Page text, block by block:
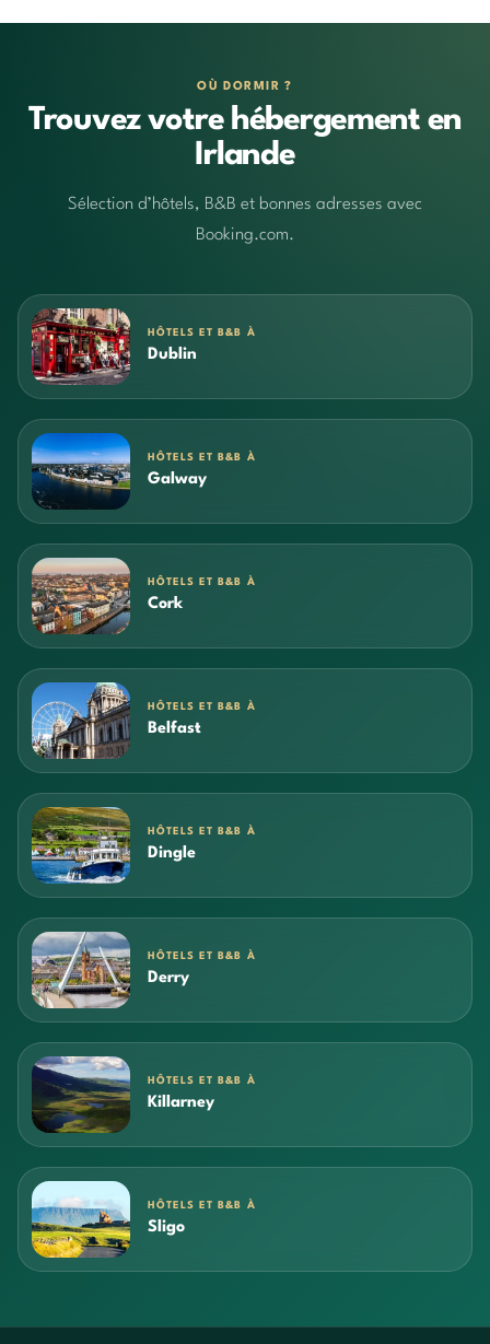
OÙ DORMIR ?
Trouvez votre hébergement en
Irlande
Sélection d’hôtels, B&B et bonnes adresses avec
Booking.com.
HÔTELS ET B&B À
Dublin
HÔTELS ET B&B À
Galway
HÔTELS ET B&B À
Cork
HÔTELS ET B&B À
Belfast
HÔTELS ET B&B À
Dingle
HÔTELS ET B&B À
Derry
HÔTELS ET B&B À
Killarney
HÔTELS ET B&B À
Sligo